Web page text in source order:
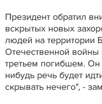
Президент обратил
вскрытых новых
людей на территории
Отечественной
третьем погибшем. Он
нибудь речь будет
скрывать нечего", -